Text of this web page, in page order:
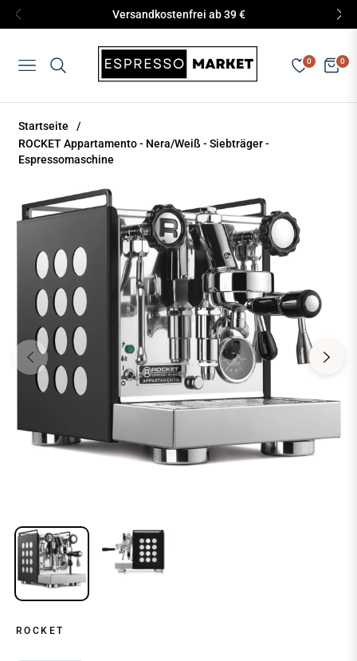
Versandkostenfrei ab 39 €
Navigation
0 0
Startseite
/
ROCKET Appartamento - Nera/Weiß - Siebträger -
Espressomaschine
ROCKET